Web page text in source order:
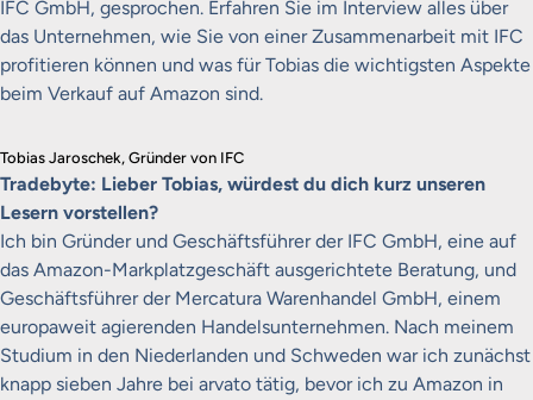
IFC GmbH, gesprochen. Erfahren Sie im Interview alles über
das Unternehmen, wie Sie von einer Zusammenarbeit mit IFC
profitieren können und was für Tobias die wichtigsten Aspekte
beim Verkauf auf Amazon sind.
Tobias Jaroschek, Gründer von IFC
Tradebyte: Lieber Tobias, würdest du dich kurz unseren
Lesern vorstellen?
Ich bin Gründer und Geschäftsführer der IFC GmbH, eine auf
das Amazon-Markplatzgeschäft ausgerichtete Beratung, und
Geschäftsführer der Mercatura Warenhandel GmbH, einem
europaweit agierenden Handelsunternehmen. Nach meinem
Studium in den Niederlanden und Schweden war ich zunächst
knapp sieben Jahre bei arvato tätig, bevor ich zu Amazon in